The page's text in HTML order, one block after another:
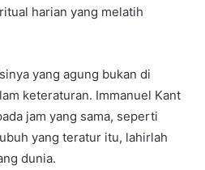
harian yang melatih
yang agung bukan di
keteraturan. Immanuel Kant
jam yang sama, seperti
yang teratur itu, lahirlah
dunia.